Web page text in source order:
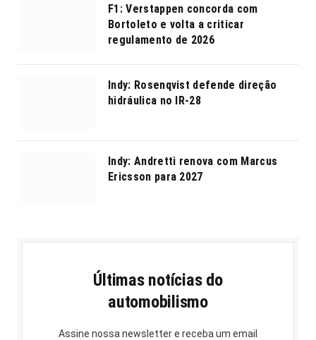
F1: Verstappen concorda com
Bortoleto e volta a criticar
regulamento de 2026
Indy: Rosenqvist defende direção
hidráulica no IR-28
Indy: Andretti renova com Marcus
Ericsson para 2027
Últimas notícias do
automobilismo
Assine nossa newsletter e receba um email